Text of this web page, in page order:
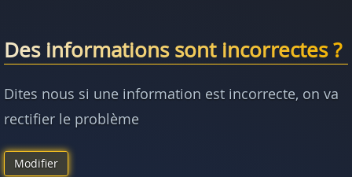
Des informations sont incorrectes ?
Dites nous si une information est incorrecte, on va
rectifier le problème
Modifier